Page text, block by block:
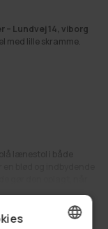
– Lundvej 14, viborg
med lille skramme.
lænestol i både
i virkeligheden, før den